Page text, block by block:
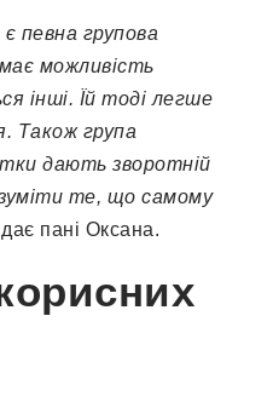
певна групова
можливість
інші. Їй тоді легше
Також група
дають зворотній
те, що самому
пані Оксана.